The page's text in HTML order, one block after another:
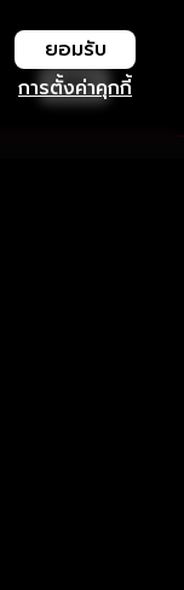
การตั้งค่าคุกกี้
ยอมรับ
เปิด